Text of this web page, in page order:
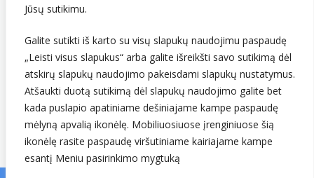
Jūsų sutikimu.
Galite sutikti iš karto su visų slapukų naudojimu paspaudę
„Leisti visus slapukus“ arba galite išreikšti savo sutikimą dėl
atskirų slapukų naudojimo pakeisdami slapukų nustatymus.
Atšaukti duotą sutikimą dėl slapukų naudojimo galite bet
kada puslapio apatiniame dešiniajame kampe paspaudę
mėlyną apvalią ikonėlę. Mobiliuosiuose įrenginiuose šią
ikonėlę rasite paspaudę viršutiniame kairiajame kampe
esantį Meniu pasirinkimo mygtuką
Sekite mus